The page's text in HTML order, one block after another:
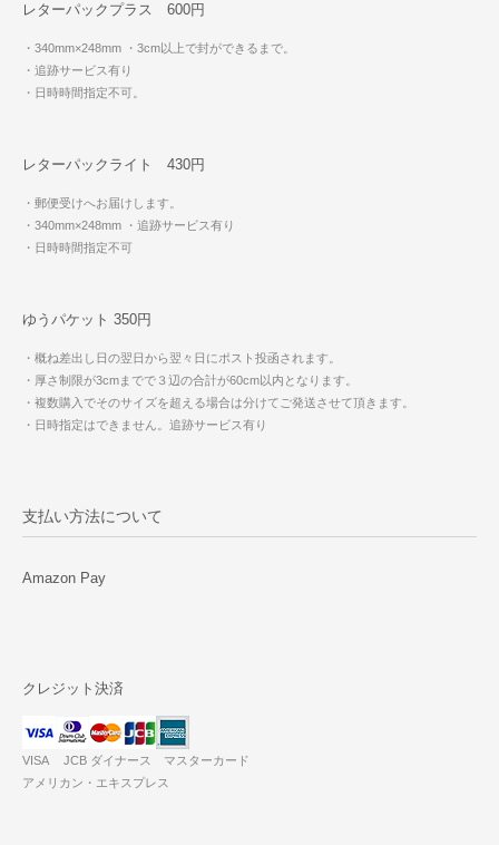
レターパックプラス 600円
・340mm×248mm ・3cm以上で封ができるまで。
・追跡サービス有り
・日時時間指定不可。
レターパックライト 430円
・郵便受けへお届けします。
・340mm×248mm ・追跡サービス有り
・日時時間指定不可
ゆうパケット 350円
・概ね差出し日の翌日から翌々日にポスト投函されます。
・厚さ制限が3cmまでで３辺の合計が60cm以内となります。
・複数購入でそのサイズを超える場合は分けてご発送させて頂きます。
・日時指定はできません。追跡サービス有り
支払い方法について
Amazon Pay
クレジット決済
VISA JCB ダイナース マスターカード
アメリカン・エキスプレス